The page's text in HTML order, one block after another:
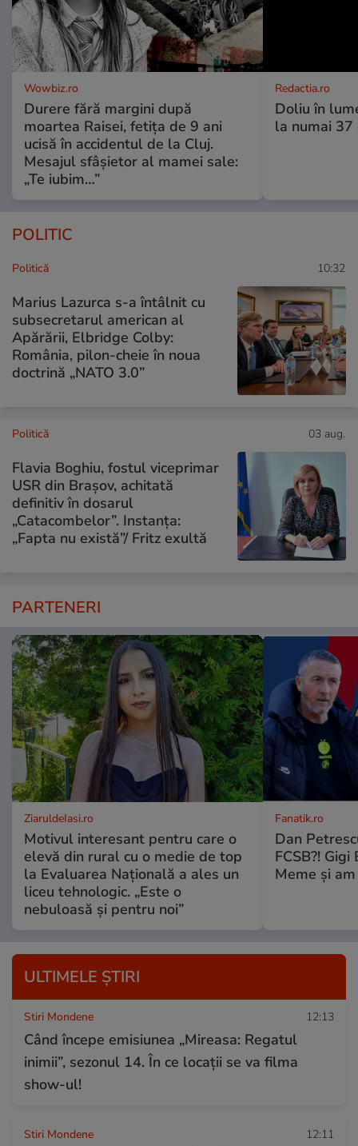
Wowbiz.ro
Durere fără margini după
moartea Raisei, fetița de 9 ani
ucisă în accidentul de la Cluj.
Mesajul sfâșietor al mamei sale:
„Te iubim…”
Redactia.ro
Doliu în
la numai 37
POLITIC
Politică 10:32
Marius Lazurca s-a întâlnit cu
subsecretarul american al
Apărării, Elbridge Colby:
România, pilon-cheie în noua
doctrină „NATO 3.0”
Politică 03 aug.
Flavia Boghiu, fostul viceprimar
USR din Brașov, achitată
definitiv în dosarul
„Catacombelor”. Instanța:
„Fapta nu există”/ Fritz exultă
PARTENERI
ZiaruldeIasi.ro
Motivul interesant pentru care o
elevă din rural cu o medie de top
la Evaluarea Națională a ales un
liceu tehnologic. „Este o
nebuloasă și pentru noi”
Fanatik.ro
Dan
FCSB?! Gigi
Meme și
ULTIMELE ȘTIRI
Stiri Mondene 12:13
Când începe emisiunea „Mireasa: Regatul
inimii”, sezonul 14. În ce locații se va filma
show-ul!
Stiri Mondene 12:11